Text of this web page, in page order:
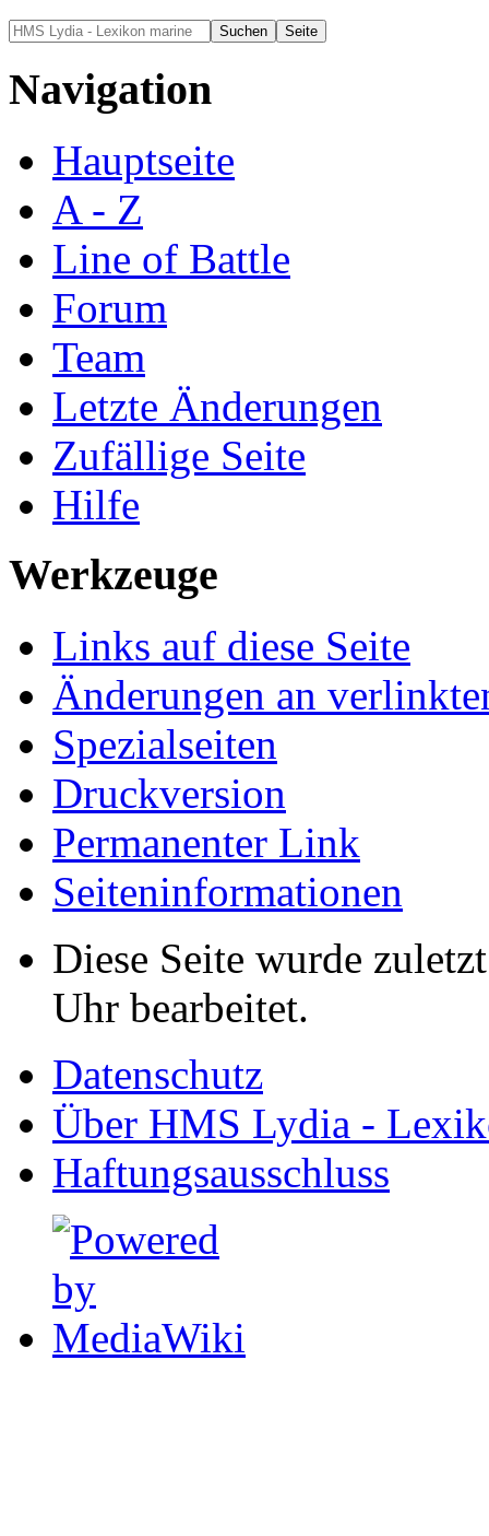
Navigation
Hauptseite
A - Z
Line of Battle
Forum
Team
Letzte Änderungen
Zufällige Seite
Hilfe
Werkzeuge
Links auf diese Seite
Änderungen an
Spezialseiten
Druckversion
Permanenter Link
Seiten­informationen
Diese Seite wurde
Uhr bearbeitet.
Datenschutz
Über HMS Lydia -
Haftungsausschluss